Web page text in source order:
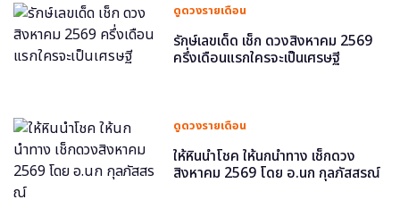
ดูดวงรายเดือน
รักษ์เลขเด็ด เช็ก ดวงสิงหาคม 2569
ครึ่งเดือนแรกใครจะเป็นเศรษฐี
ดูดวงรายเดือน
ให้หินนำโชค ให้นกนำทาง เช็กดวง
สิงหาคม 2569 โดย อ.นก กุลภัสสรณ์